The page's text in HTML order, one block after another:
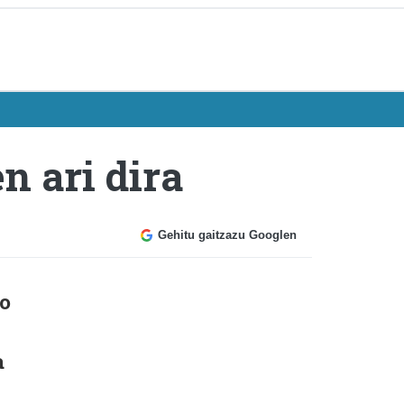
ari dira
Gehitu gaitzazu Googlen